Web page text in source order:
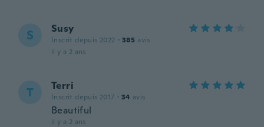
S Susy
Inscrit depuis 2022 · 385 avis
il y a 2 ans
T Terri
Inscrit depuis 2017 · 34 avis
Beautiful
il y a 2 ans